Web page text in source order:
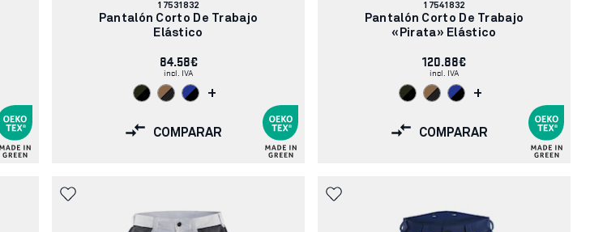
Número
de
artículo:
17531832
Pantalón Corto De Trabajo
Elástico
84.58€
incl. IVA
+
COMPARAR
Número
de
artículo:
17541832
Pantalón Corto De Trabajo
«Pirata» Elástico
120.88€
incl. IVA
+
COMPARAR